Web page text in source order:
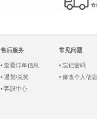
售后服务
• 查看订单信息
• 退货/兑奖
• 客服中心
常见问题
• 忘记密码
• 修改个人信息